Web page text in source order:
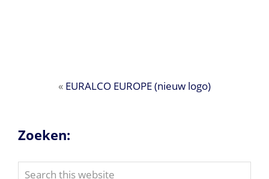
« EURALCO EUROPE (nieuw logo)
Zoeken:
Search